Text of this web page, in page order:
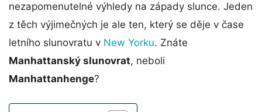
nezapomenutelné výhledy na západy slunce. Jeden
z těch výjimečných je ale ten, který se děje v čase
letního slunovratu v New Yorku. Znáte
Manhattanský slunovrat, neboli
Manhattanhenge?